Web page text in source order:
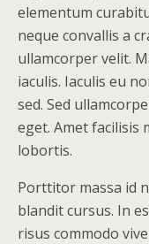
elementum
neque convallis a
ullamcorper velit.
iaculis. Iaculis eu
sed. Sed
eget. Amet facilisis
lobortis.
Porttitor massa id
blandit cursus. In
risus commodo